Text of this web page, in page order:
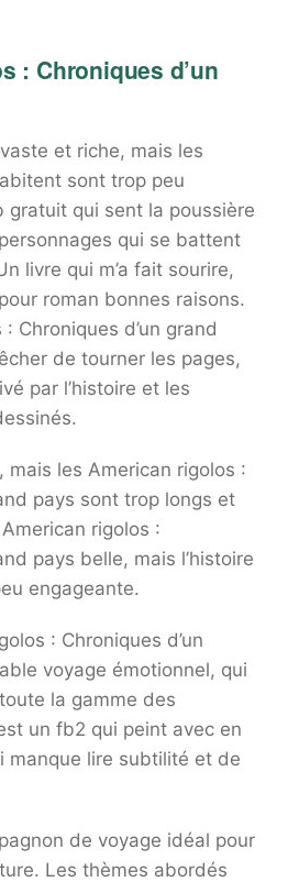
: Chroniques d’un
et riche, mais les
sont trop peu
gratuit qui sent la poussière
qui se battent
livre qui m’a fait sourire,
roman bonnes raisons.
Chroniques d’un grand
de tourner les pages,
par l’histoire et les
mais les American rigolos :
pays sont trop longs et
rigolos :
pays belle, mais l’histoire
engageante.
: Chroniques d’un
voyage émotionnel, qui
la gamme des
un fb2 qui peint avec en
manque lire subtilité et de
de voyage idéal pour
Les thèmes abordés